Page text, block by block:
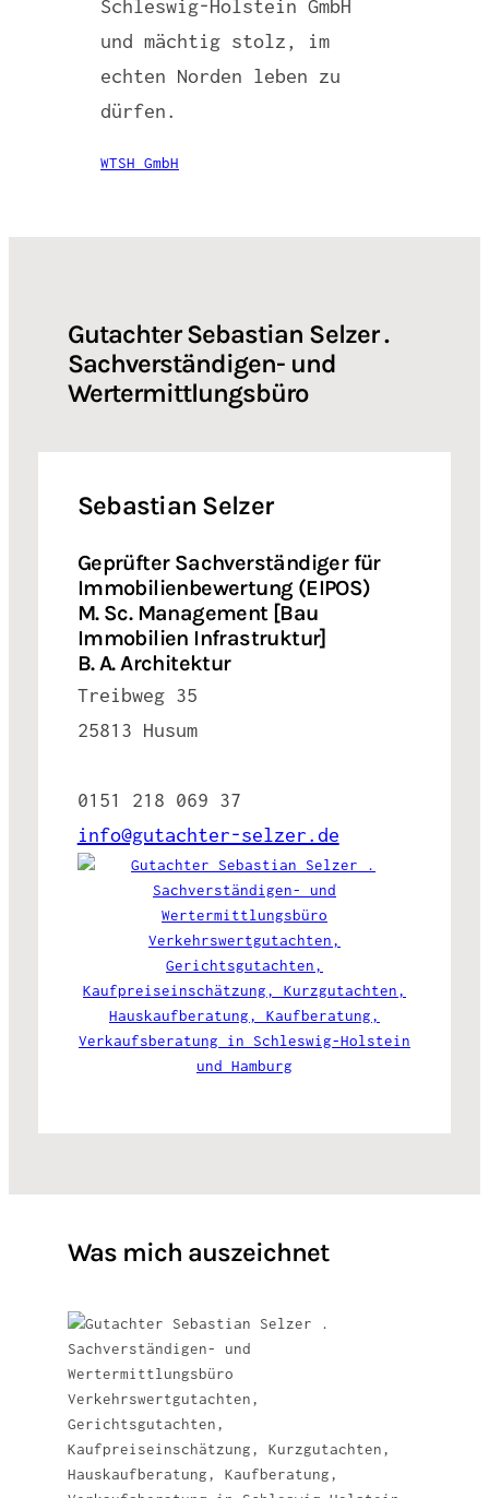
Schleswig-Holstein GmbH
und mächtig stolz, im
echten Norden leben zu
dürfen.
WTSH GmbH
Gutachter Sebastian Selzer .
Sachverständigen- und
Wertermittlungsbüro
Sebastian Selzer
Geprüfter Sachverständiger für
Immobilienbewertung (EIPOS)
M. Sc. Management [Bau
Immobilien Infrastruktur]
B. A. Architektur
Treibweg 35
25813 Husum
0151 218 069 37
info@gutachter-selzer.de
Was mich auszeichnet